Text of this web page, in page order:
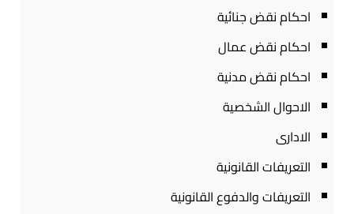
احكام نقض جنائية
احكام نقض عمال
احكام نقض مدنية
الاحوال الشخصية
الادارى
التعريفات القانونية
التعريفات والدفوع القانونية